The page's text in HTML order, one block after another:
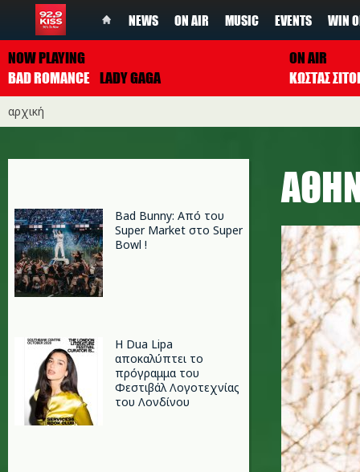
NEWS ON AIR MUSIC EVENTS WIN
NOW PLAYING
BAD ROMANCE LADY GAGA
ON AIR
ΚΩΣΤΑΣ
αρχική
Bad Bunny: Από του
Super Market στο Super
Bowl !
Η Dua Lipa
αποκαλύπτει το
πρόγραμμα του
Φεστιβάλ Λογοτεχνίας
του Λονδίνου